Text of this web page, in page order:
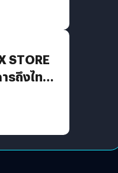
STORE
รถึงไทย